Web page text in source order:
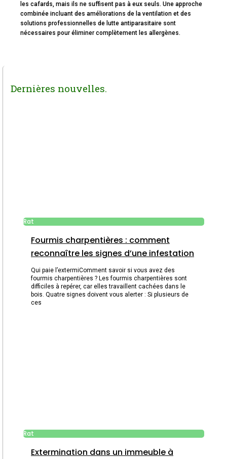
les cafards, mais ils ne suffisent pas à eux seuls. Une approche
combinée incluant des améliorations de la ventilation et des
solutions professionnelles de lutte antiparasitaire sont
nécessaires pour éliminer complètement les allergènes.
Dernières nouvelles.
Rat
Fourmis charpentières : comment
reconnaître les signes d’une infestation
Qui paie l’extermiComment savoir si vous avez des
fourmis charpentières ? Les fourmis charpentières sont
difficiles à repérer, car elles travaillent cachées dans le
bois. Quatre signes doivent vous alerter : Si plusieurs de
ces
Rat
Extermination dans un immeuble à